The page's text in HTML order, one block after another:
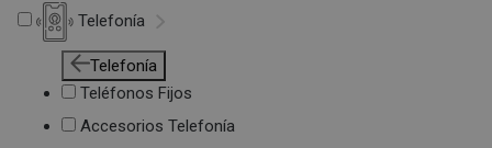
Telefonía
Telefonía
Teléfonos Fijos
Accesorios Telefonía